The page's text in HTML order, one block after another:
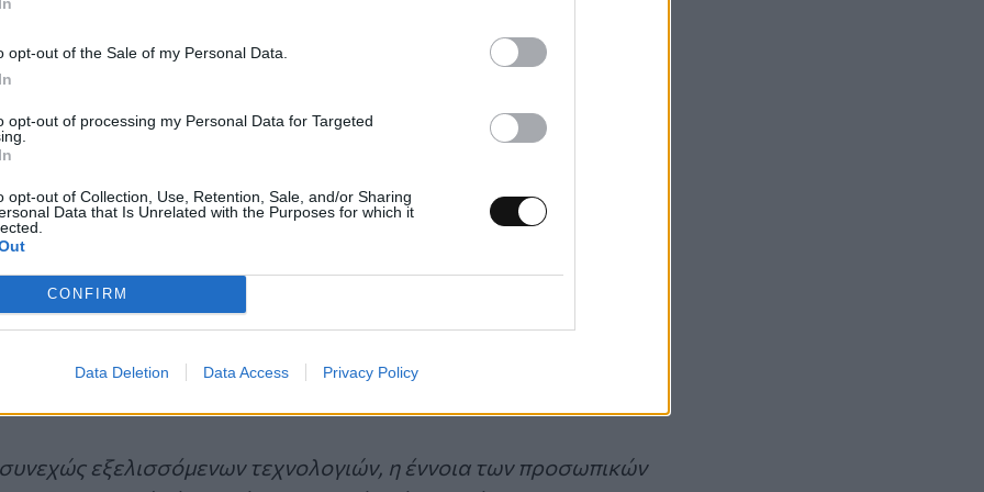
opt-out of the Sale of my Personal Data.
opt-out of processing my Personal Data for Targeted
opt-out of Collection, Use, Retention, Sale, and/or Sharing
Data that Is Unrelated with the Purposes for which it
CONFIRM
Data Deletion Data Access Privacy Policy
πρόσβασης θα είναι λιγότερο ανησυχητική,
τους συνεχίζει να μειώνεται
τη μείωση της ανησυχίας σχετικά με τη διαρροή κωδικών
αυξανόμενη επικράτηση της διπλής ταυτοποίησης με έναν
για την επιβεβαίωση της σύνδεσής σας που αποστέλλεται μέσω
Manager. Επιπλέον, ορισμένες υπηρεσίες, όπως η Google,
“χωρίς κωδικό” μέσω passkeys, αντίστοιχα και άλλες
τη βιομετρική ταυτοποίηση αντί των παραδοσιακών κωδικών
εξελισσόμενων τεχνολογιών, η έννοια των προσωπικών